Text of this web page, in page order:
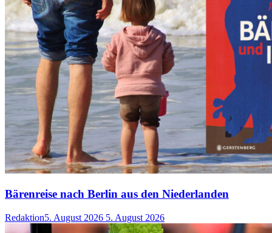
Bärenreise nach Berlin aus den Niederlanden
Redaktion5. August 2026 5. August 2026